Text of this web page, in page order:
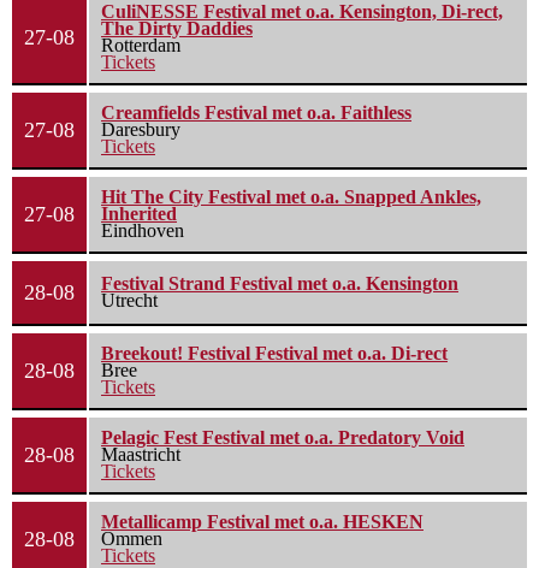
27-08
CuliNESSE Festival met o.a. Kensington, Di-rect,
The Dirty Daddies
Rotterdam
Tickets
27-08
Creamfields Festival met o.a. Faithless
Daresbury
Tickets
27-08
Hit The City Festival met o.a. Snapped Ankles,
Inherited
Eindhoven
28-08
Festival Strand Festival met o.a. Kensington
Utrecht
28-08
Breekout! Festival Festival met o.a. Di-rect
Bree
Tickets
28-08
Pelagic Fest Festival met o.a. Predatory Void
Maastricht
Tickets
28-08
Metallicamp Festival met o.a. HESKEN
Ommen
Tickets